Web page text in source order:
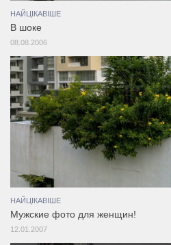
НАЙЦІКАВІШЕ
В шоке
08.08.2006
НАЙЦІКАВІШЕ
Мужские фото для женщин!
12.01.2007